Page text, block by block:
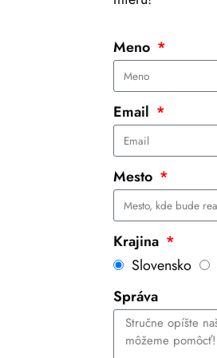
Meno
Email
Mesto
Krajina
Slovensko
Správa